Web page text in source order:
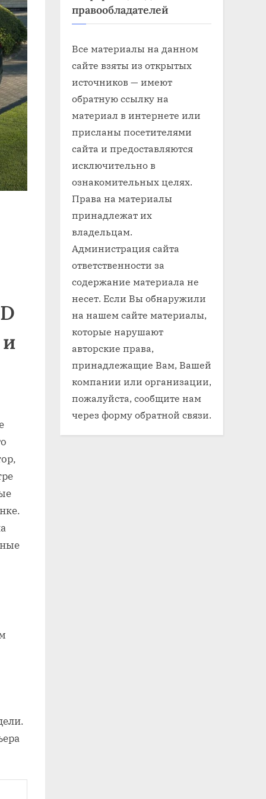
правообладателей
Все материалы на данном
сайте взяты из открытых
источников — имеют
обратную ссылку на
материал в интернете или
присланы посетителями
сайта и предоставляются
исключительно в
ознакомительных целях.
Права на материалы
принадлежат их
владельцам.
Администрация сайта
ответственности за
содержание материала не
несет. Если Вы обнаружили
на нашем сайте материалы,
которые нарушают
авторские права,
принадлежащие Вам, Вашей
компании или организации,
пожалуйста, сообщите нам
через форму обратной связи.